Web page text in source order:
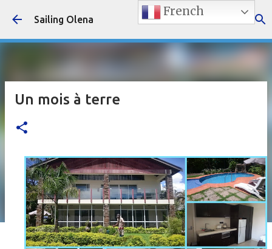
Accéder au contenu principal
Sailing Olena
Un mois à terre
French